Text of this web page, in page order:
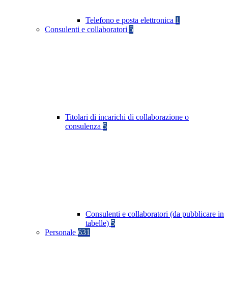
Telefono e posta elettronica 1
Consulenti e collaboratori 5
Titolari di incarichi di collaborazione o
consulenza 5
Consulenti e collaboratori (da pubblicare in
tabelle) 5
Personale 631